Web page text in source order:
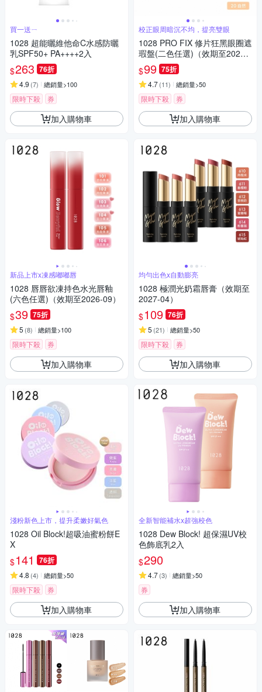
買一送ㄧ
1028 超能曬維他命C水感防曬
乳SPF50+ PA++++2入
$263 76折
4.9 (7) 總銷量>100
限時下殺 券
加入購物車
新品上市x凍感嘟嘟唇
1028 唇唇欲凍持色水光唇釉
(六色任選)（效期至2026-09）
$39 75折
5 (8) 總銷量>100
限時下殺 券
加入購物車
淺粉新色上市，提升柔嫩好氣色
1028 Oil Block!超吸油蜜粉餅E
X
$141 76折
4.8 (4) 總銷量>50
限時下殺 券
加入購物車
校正眼周暗沉不均，提亮雙眼
1028 PRO FIX 修片狂黑眼圈遮
瑕盤(二色任選)（效期至2026-
10）
$99 75折
4.7(11) 總銷量>50
限時下殺 券
加入購物車
均勻出色x自動膨亮
1028 極潤光奶霜唇膏（效期至
2027-04）
$109 76折
5 (21) 總銷量>50
限時下殺 券
加入購物車
全新智能補水x超強校色
1028 Dew Block! 超保濕UV校
色飾底乳2入
$290
4.7(3) 總銷量>50
券
加入購物車